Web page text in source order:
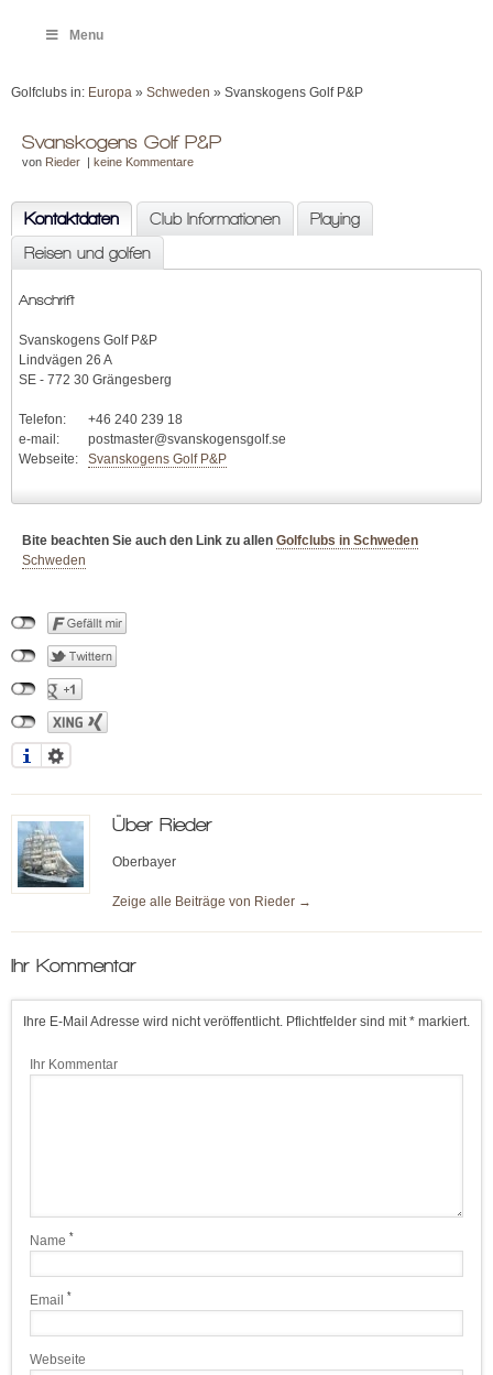
Menu
Golfclubs in: Europa » Schweden » Svanskogens Golf P&P
Svanskogens Golf P&P
von Rieder | keine Kommentare
Kontaktdaten Club Informationen
Playing
Reisen und golfen
Anschrift
Svanskogens Golf P&P
Lindvägen 26 A
SE - 772 30 Grängesberg
Telefon:
+46 240 239 18
e-mail:
postmaster@svanskogensgolf.se
Webseite:
Svanskogens Golf P&P
Bite beachten Sie auch den Link zu allen Golfclubs in Schweden
Schweden
Über Rieder
Oberbayer
Zeige alle Beiträge von Rieder →
Ihr Kommentar
Ihre E-Mail Adresse wird nicht veröffentlicht. Pflichtfelder sind mit * markiert.
Ihr Kommentar
Name *
Email *
Webseite